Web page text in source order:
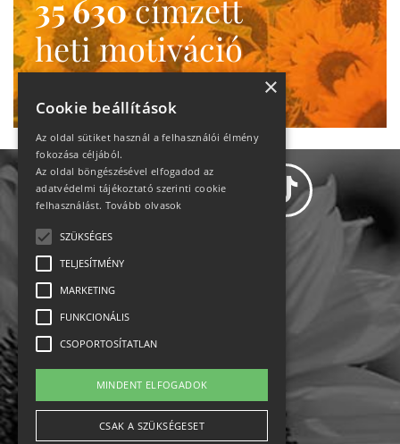
35 630címzett
heti motiváció
Ne maradj le!
Impresszum-kapcsolat
Jogi nyilatkozat
Rólunk
×
Cookie beállítások
Az oldal sütiket használ a felhasználói élmény
fokozása céljából.
Az oldal böngészésével elfogadod az
adatvédelmi tájékoztató szerinti cookie
felhasználást. Tovább olvasok
SZÜKSÉGES
TELJESÍTMÉNY
MARKETING
FUNKCIONÁLIS
CSOPORTOSÍTATLAN
MINDENT ELFOGADOK
CSAK A SZÜKSÉGESET